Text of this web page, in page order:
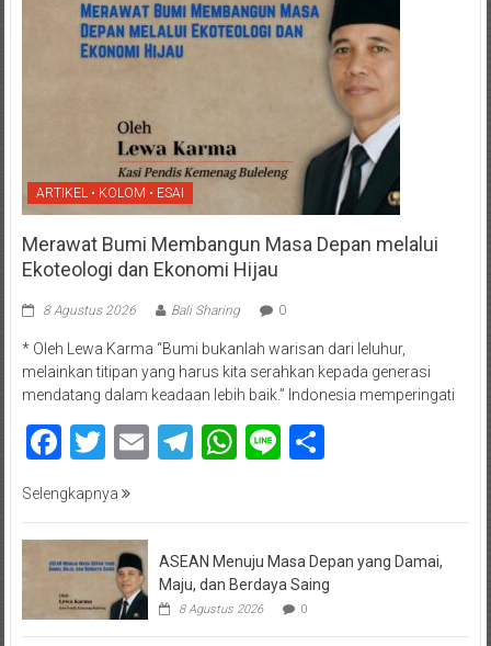
ARTIKEL • KOLOM • ESAI
Merawat Bumi Membangun Masa Depan melalui
Ekoteologi dan Ekonomi Hijau
8 Agustus 2026 Bali Sharing 0
* Oleh Lewa Karma “Bumi bukanlah warisan dari leluhur,
melainkan titipan yang harus kita serahkan kepada generasi
mendatang dalam keadaan lebih baik.” Indonesia memperingati
Facebook
Twitter
EmailTelegram
WhatsApp
LineShare
Selengkapnya
ASEAN Menuju Masa Depan yang Damai,
Maju, dan Berdaya Saing
8 Agustus 2026 0